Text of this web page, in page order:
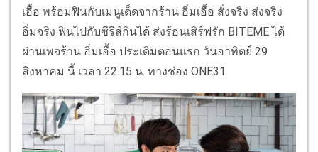
เอื้อ พร้อมฟินกับเมนูเด็ดจากร้าน อิ่มเอื้อ สั่งจริง ส่งจริง
อิ่มจริง ฟินไปกับซีรีส์กินได้ ส่งร้อนเสิร์ฟรัก BITEME ได้
ผ่านเพจร้าน อิ่มเอื้อ ประเดิมตอนแรก วันอาทิตย์ 29
สิงหาคม นี้ เวลา 22.15 น. ทางช่อง ONE31